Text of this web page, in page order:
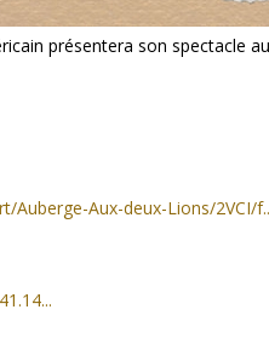
présentera son spectacle
Aux-deux-Lions/2VCI/